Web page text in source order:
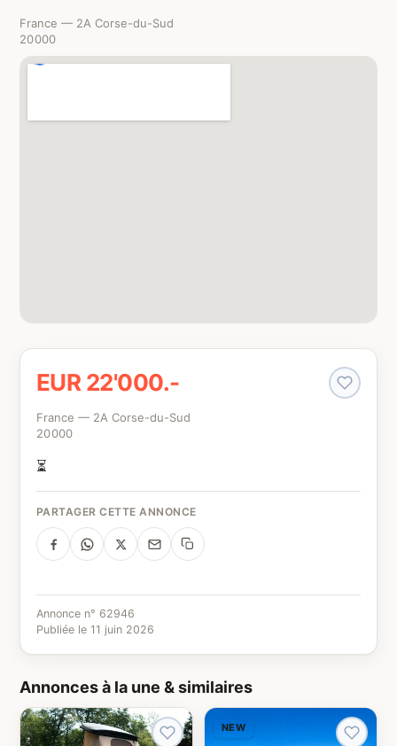
France — 2A Corse-du-Sud
20000
EUR 22'000.-
France — 2A Corse-du-Sud
20000
⏳
PARTAGER CETTE ANNONCE
Annonce n° 62946
Publiée le 11 juin 2026
Annonces à la une & similaires
NEW